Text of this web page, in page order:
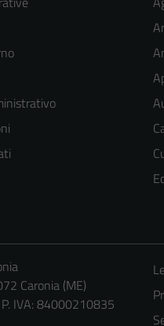
Caronia (ME)
IVA: 84000210835